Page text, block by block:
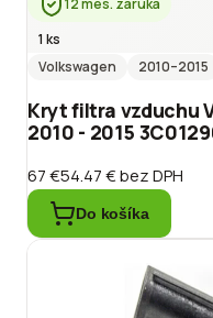
12 mes. záruka
1 ks
Volkswagen
2010–2015
Kryt filtra vzduchu
2010 - 2015
67 €54.47 €bez DPH
Do košíka